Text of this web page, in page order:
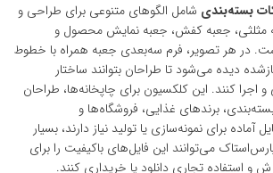
بسته‌بندی شامل الگوهای متنوعی برای طراحی و
مثلثی، جعبه کفش، جعبه نمایش محصول و
در هر تصویر، فرم سه‌بعدی جعبه همراه با خطوط
دیده می‌شود تا طراحان بتوانند ساختار
و اجرا کنند. این کلکسیون برای چاپخانه‌ها، طراحان
برندهای غذایی، فروشگاه‌ها و
برای نمونه‌سازی یا تولید نیاز دارند، بسیار
می‌توانند این فایل‌های باکیفیت را برای
و استفاده تجاری دانلود یا خریداری کنند.
فروش تصاویر